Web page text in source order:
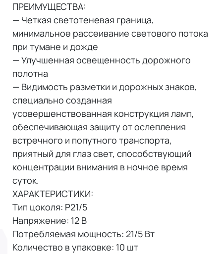
ПРЕИМУЩЕСТВА:
— Четкая светотеневая граница,
минимальное рассеивание светового потока
при тумане и дожде
— Улучшенная освещенность дорожного
полотна
— Видимость разметки и дорожных знаков,
специально созданная
усовершенствованная конструкция ламп,
обеспечивающая защиту от ослепления
встречного и попутного транспорта,
приятный для глаз свет, способствующий
концентрации внимания в ночное время
суток.
ХАРАКТЕРИСТИКИ:
Тип цоколя: P21/5
Напряжение: 12 В
Потребляемая мощность: 21/5 Вт
Количество в упаковке: 10 шт